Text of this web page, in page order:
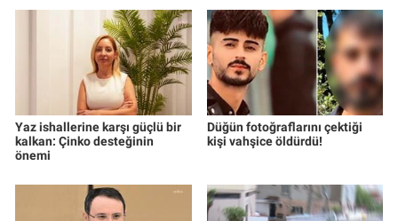
Yaz ishallerine karşı güçlü bir
kalkan: Çinko desteğinin
önemi
Düğün fotoğraflarını çektiği
kişi vahşice öldürdü!